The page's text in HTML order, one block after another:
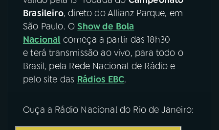
08 FESTIVAL DE MÚSICA
ACOMPANHE A RÁDIO NACIONAL
YouTube Facebook
TikTok
Brasileiro, direto do Allianz Parque, em
São Paulo. OShow de Bola
Nacional começa a partir das 18h30
e terá transmissão ao vivo, para todo o
Brasil, pela Rede Nacional de Rádio e
pelo site das Rádios EBC.
Ouça a Rádio Nacional do Rio de Janeiro: